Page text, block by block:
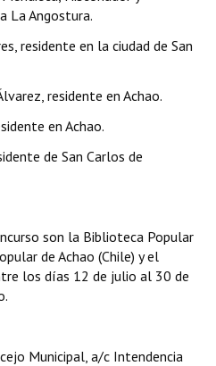
La Angostura.
residente en la ciudad de San
residente en Achao.
en Achao.
de San Carlos de
son la Biblioteca Popular
de Achao (Chile) y el
los días 12 de julio al 30 de
Municipal, a/c Intendencia